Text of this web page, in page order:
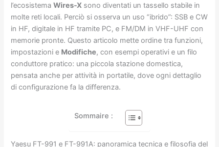
l’ecosistemaWires-X sono diventati un tassello stabile in
molte reti locali. Perciò si osserva un uso “ibrido”: SSB e CW
in HF, digitale in HF tramite PC, e FM/DM in VHF-UHF con
memorie pronte. Questo articolo mette ordine tra funzioni,
impostazioni e Modifiche, con esempi operativi e un filo
conduttore pratico: una piccola stazione domestica,
pensata anche per attività in portatile, dove ogni dettaglio
di configurazione fa la differenza.
Sommaire :
Yaesu FT-991 e FT-991A: panoramica tecnica e filosofia del